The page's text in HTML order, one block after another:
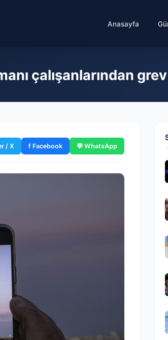
Anasayfa
çalışanlarından
/ X f Facebook 💬 WhatsApp